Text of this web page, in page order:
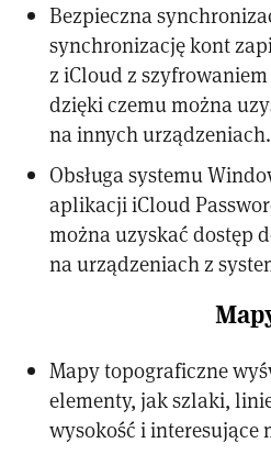
Bezpieczna
synchronizację kont
z iCloud z
dzięki czemu można
na innych urządzeniach.
Obsługa systemu
aplikacji iCloud
można uzyskać dostęp
na urządzeniach z
Mapy topograficzne
elementy, jak szlaki,
wysokość i interesujące